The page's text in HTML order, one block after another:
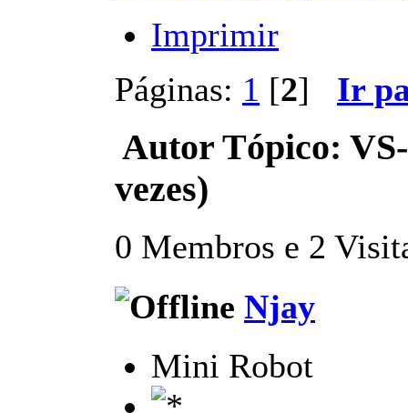
Imprimir
Páginas: 1 [2] Ir
Autor Tópico:
vezes)
0 Membros e 2
Njay
Mini Robot